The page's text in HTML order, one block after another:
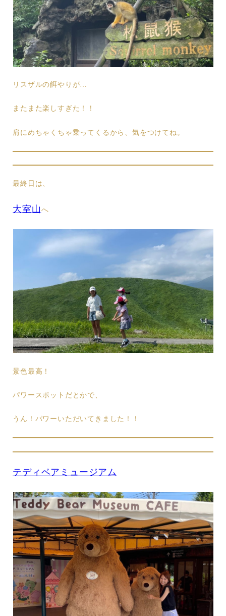
リスザルの餌やりが…
またまた楽しすぎた！！
肩にめちゃくちゃ乗ってくるから、気をつけてね。
最終日は、
大室山 へ
景色最高！
パワースポットだとかで、
うん！パワーいただいてきました！！
テディベアミュージアム